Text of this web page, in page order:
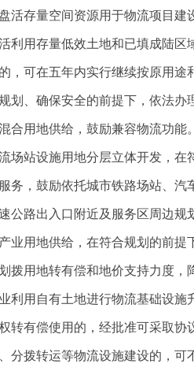
存量空间资源用于物流项目建
用存量低效土地和已填成陆区
，可在五年内实行继续按原用
划、确保安全的前提下，依法办
用地供给，鼓励兼容物流功能
站设施用地分层立体开发，在
务，鼓励依托城市铁路场站、
公路出入口附近及服务区周边
业用地供给，在符合规划的前
用地转有偿和地价支持力度，
用自有土地进行物流基础设施
转有偿使用的，经批准可采取
分拨转运等物流设施建设的，